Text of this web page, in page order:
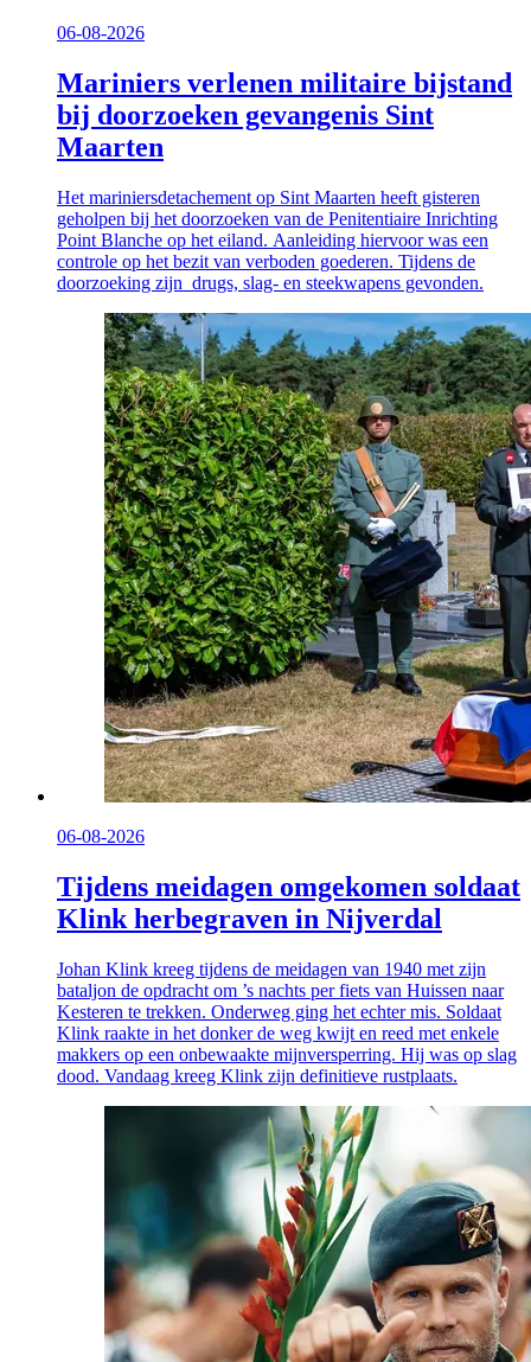
06-08-2026
Mariniers verlenen militaire bijstand
bij doorzoeken gevangenis Sint
Maarten
Het mariniersdetachement op Sint Maarten heeft gisteren
geholpen bij het doorzoeken van de Penitentiaire Inrichting
Point Blanche op het eiland. Aanleiding hiervoor was een
controle op het bezit van verboden goederen. Tijdens de
doorzoeking zijn drugs, slag- en steekwapens gevonden.
06-08-2026
Tijdens meidagen omgekomen soldaat
Klink herbegraven in Nijverdal
Johan Klink kreeg tijdens de meidagen van 1940 met zijn
bataljon de opdracht om ’s nachts per fiets van Huissen naar
Kesteren te trekken. Onderweg ging het echter mis. Soldaat
Klink raakte in het donker de weg kwijt en reed met enkele
makkers op een onbewaakte mijnversperring. Hij was op slag
dood. Vandaag kreeg Klink zijn definitieve rustplaats.